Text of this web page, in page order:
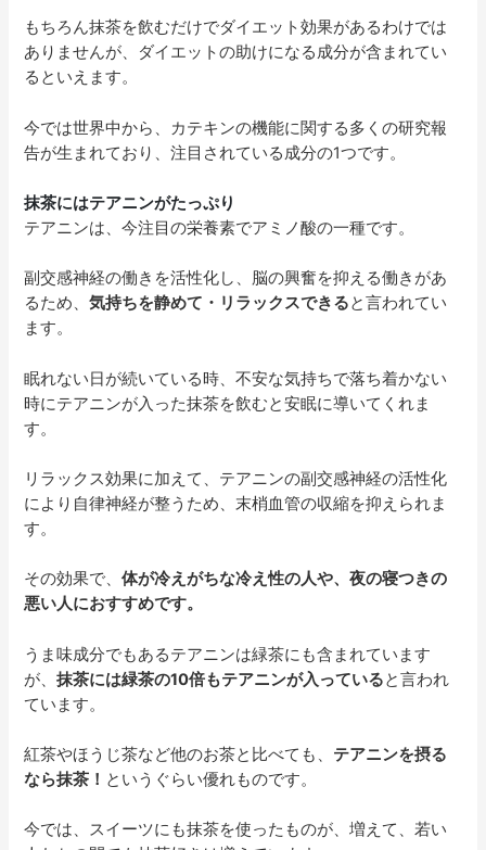
もちろん抹茶を飲むだけでダイエット効果があるわけでは
ありませんが、ダイエットの助けになる成分が含まれてい
るといえます。
今では世界中から、カテキンの機能に関する多くの研究報
告が生まれており、注目されている成分の1つです。
抹茶にはテアニンがたっぷり
テアニンは、今注目の栄養素でアミノ酸の一種です。
副交感神経の働きを活性化し、脳の興奮を抑える働きがあ
るため、気持ちを静めて・リラックスできると言われてい
ます。
眠れない日が続いている時、不安な気持ちで落ち着かない
時にテアニンが入った抹茶を飲むと安眠に導いてくれま
す。
リラックス効果に加えて、テアニンの副交感神経の活性化
により自律神経が整うため、末梢血管の収縮を抑えられま
す。
その効果で、体が冷えがちな冷え性の人や、夜の寝つきの
悪い人におすすめです。
うま味成分でもあるテアニンは緑茶にも含まれています
が、抹茶には緑茶の10倍もテアニンが入っていると言われ
ています。
紅茶やほうじ茶など他のお茶と比べても、 テアニンを摂る
なら抹茶！ というぐらい優れものです。
今では、スイーツにも抹茶を使ったものが、増えて、若い